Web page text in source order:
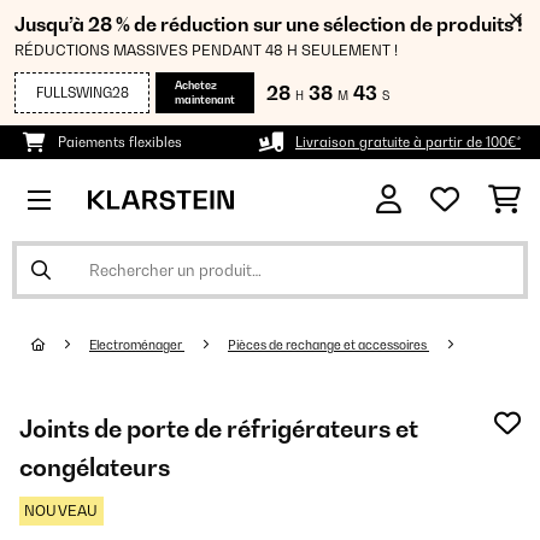
Jusqu’à 28 % de réduction sur une sélection de produits !
RÉDUCTIONS MASSIVES PENDANT 48 H SEULEMENT !
FULLSWING28
Achetez
maintenant
28 H 38 M 43 S
Paiements flexibles Livraison gratuite à partir de 100€*
Electroménager Pièces de rechange et accessoires
Joints de porte de réfrigérateurs et
congélateurs
NOUVEAU